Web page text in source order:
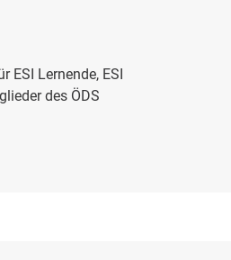
ESI Lernende, ESI
des ÖDS